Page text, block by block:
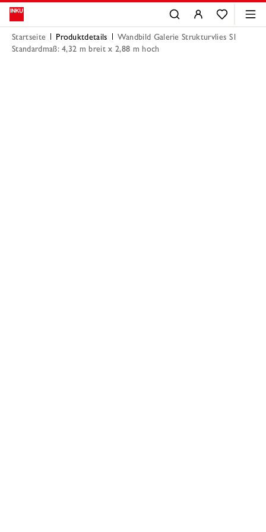
Startseite Produktdetails
Wandbild Galerie Strukturvlies S1
Standardmaß: 4,32 m breit x 2,88 m hoch